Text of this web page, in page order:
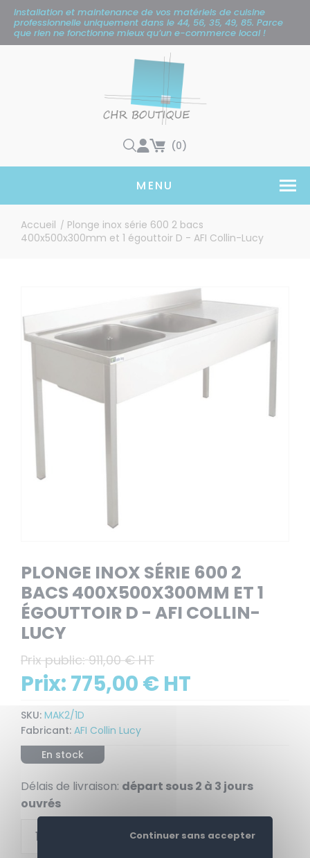
Installation et maintenance de vos matériels de cuisine
professionnelle uniquement dans le 44, 56, 35, 49, 85. Parce
que rien ne fonctionne mieux qu’un e-commerce local !
(0)
MENU
Accueil / Plonge inox série 600 2 bacs
400x500x300mm et 1 égouttoir D - AFI Collin-Lucy
PLONGE INOX SÉRIE 600 2
BACS 400X500X300MM ET 1
ÉGOUTTOIR D - AFI COLLIN-
LUCY
Prix public: 911,00 € HT
Prix:775,00 € HT
SKU: MAK2/1D
Fabricant: AFI Collin Lucy
En stock
Délais de livraison: départ sous 2 à 3 jours
ouvrés
AJOUTER AU PANIER
Panneau de gestion des cookies
Continuer sans accepter